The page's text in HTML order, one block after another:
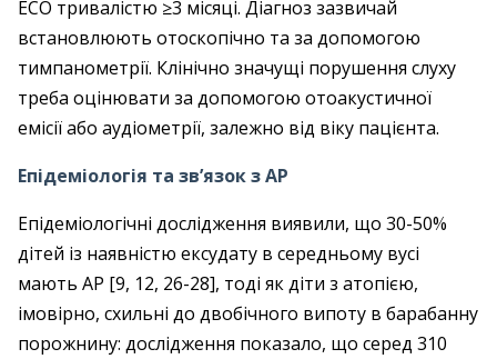
ЕСО тривалістю ≥3 місяці. Діагноз зазвичай
встановлюють отоскопічно та за допомогою
тимпанометрії. Клінічно значущі порушення слуху
треба оцінювати за допомогою отоакустичної
емісії або аудіометрії, залежно від віку пацієнта.
Епідеміологія та зв’язок з АР
Епідеміологічні дослідження виявили, що 30-50%
дітей із наявністю ексудату в середньому вусі
мають АР [9, 12, 26-28], тоді як діти з атопією,
імовірно, схильні до двобічного випоту в барабанну
порожнину: дослідження показало, що серед 310